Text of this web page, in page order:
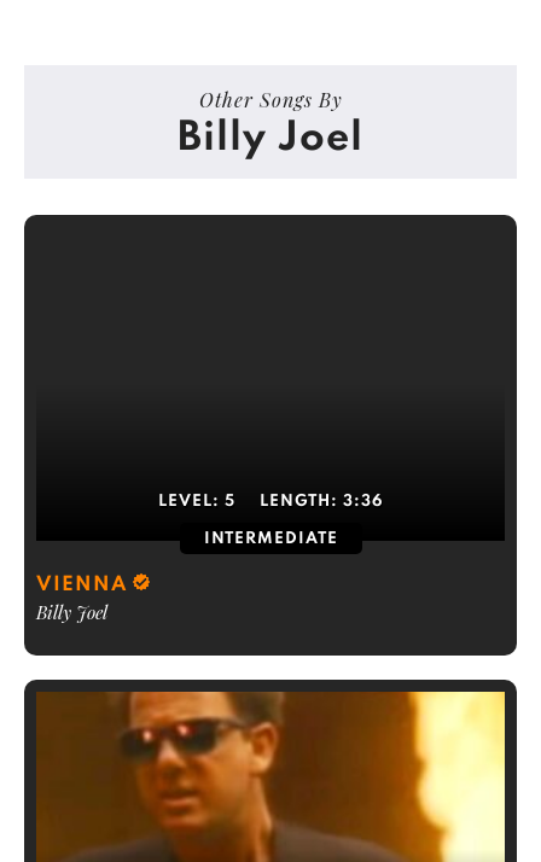
Other Songs By
Billy Joel
LEVEL: 5 LENGTH: 3:36
INTERMEDIATE
VIENNA
Billy Joel